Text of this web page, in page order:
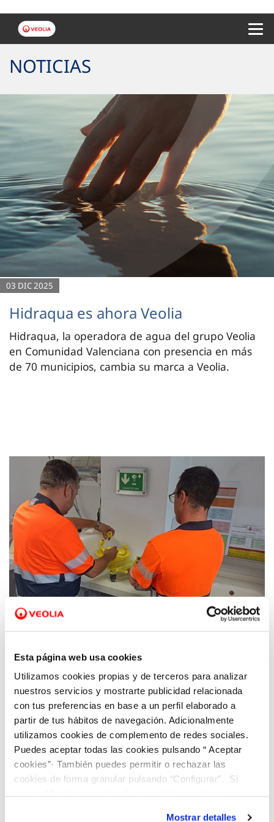
Esta página web usa cookies
Utilizamos cookies propias y de terceros para analizar
nuestros servicios y mostrarte publicidad relacionada
con tus preferencias en base a un perfil elaborado a
partir de tus hábitos de navegación. Adicionalmente
utilizamos cookies de complemento de redes sociales.
Puedes aceptar todas las cookies pulsando “ Aceptar
cookies”· También puedes permitir o rechazar las
cookies de forma granular pulsando “Configurar”. Si
Mostrar detalles
NOTICIAS
03 DIC 2025
Hidraqua es ahora Veolia
Hidraqua, la operadora de agua del grupo Veolia
en Comunidad Valenciana con presencia en más
de 70 municipios, cambia su marca a Veolia.
11 DIC 2023
a través de la Formación Profesional Dual
en la Comunitat Valenciana